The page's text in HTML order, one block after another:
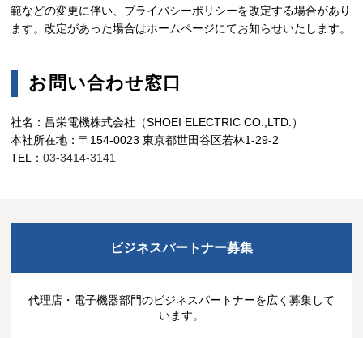
範などの変更に伴い、プライバシーポリシーを改定する場合があり
ます。改定があった場合はホームページにてお知らせいたします。
お問い合わせ窓口
社名：昌栄電機株式会社（SHOEI ELECTRIC CO.,LTD.）
本社所在地：〒154-0023 東京都世田谷区若林1-29-2
TEL：03-3414-3141
ビジネスパートナー募集
代理店・電子機器部門のビジネスパートナーを広く募集して
います。